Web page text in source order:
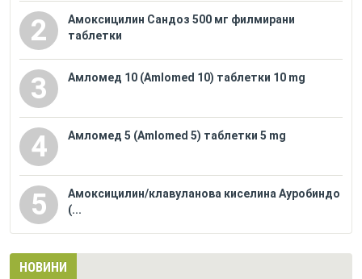
2
Амоксицилин Сандоз 500 мг филмирани
таблетки
3 Амломед 10 (Amlomed 10) таблетки 10 mg
4 Амломед 5 (Amlomed 5) таблетки 5 mg
5
Амоксицилин/клавуланова киселина Ауробиндо
(...
НОВИНИ